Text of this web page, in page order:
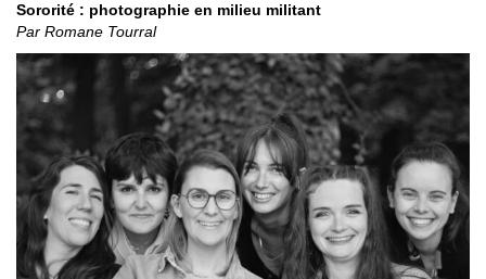
Sororité : photographie en milieu militant
Par Romane Tourral